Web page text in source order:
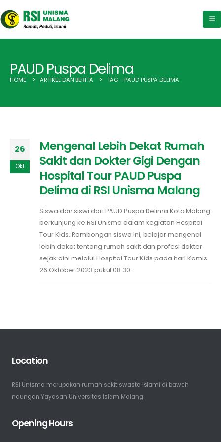
PAUD Puspa Delima
HOME ARTIKEL DAN BERITA TAG - PAUD PUSPA DELIMA
26
Okt
Mengenal Lebih Dekat Rumah
Sakit dan Dokter Gigi Dengan
Hospital Tour PAUD Puspa
Delima di RSI Unisma Malang
Siswa dan siswi dari PAUD Puspa Delima Kota Malang
berkunjung ke RSI Unisma dalam kegiatan Hospital
Tour Kids. Rombongan siswa ini, belajar mengenal
lebih dekat tentang rumah sakit dan profesi dokter
sejak dini melalui Hospital Tour Kids pada hari Kamis
26 Oktober 2023 pukul 08.30...
Location
RSI Unisma merupakan rumah sakit swasta Islami di bawah
naungan Yayasan Universitas Islam Malang
Opening Hours